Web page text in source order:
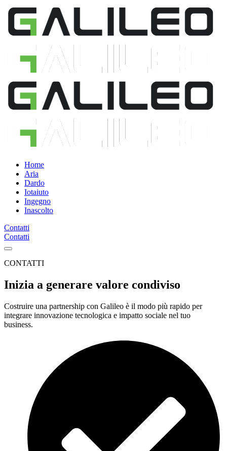
Home
Aria
Dardo
Iotaiuto
Ingegno
Inascolto
Contatti
Contatti
CONTATTI
Inizia a generare valore condiviso
Costruire una partnership con Galileo è il modo più rapido per
integrare innovazione tecnologica e impatto sociale nel tuo
business.